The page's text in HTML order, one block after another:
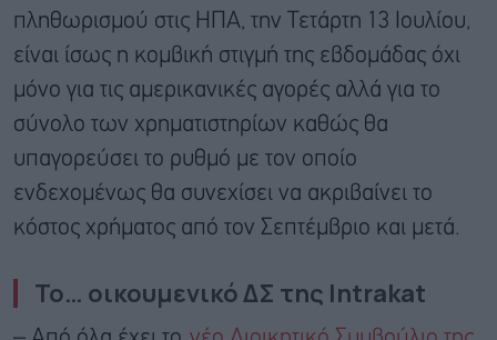
πληθωρισμού στις ΗΠΑ, την Τετάρτη 13 Ιουλίου,
είναι ίσως η κομβική στιγμή της εβδομάδας όχι
μόνο για τις αμερικανικές αγορές αλλά για το
σύνολο των χρηματιστηρίων καθώς θα
υπαγορεύσει το ρυθμό με τον οποίο
ενδεχομένως θα συνεχίσει να ακριβαίνει το
κόστος χρήματος από τον Σεπτέμβριο και μετά.
Το… οικουμενικό ΔΣ της Intrakat